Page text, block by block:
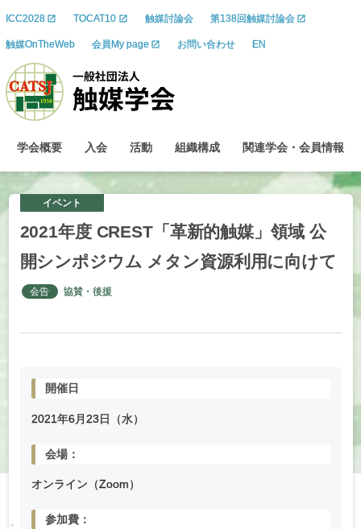
ICC2028 TOCAT10 触媒討論会 第138回触媒討論会
触媒OnTheWeb 会員My page お問い合わせ EN
学会概要 入会 活動 組織構成 関連学会 ・ 会員情報
イベント
2021年度CREST「革新的触媒」 領域 公
開シンポジウム メタン資源利用に向けて
会告 協賛・後援
開催日
2021年6月23日（水）
会場：
オンライン（Zoom）
参加費：